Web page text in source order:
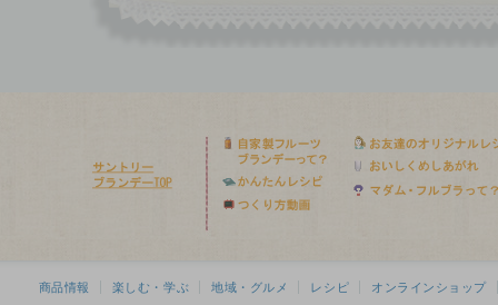
商品情報 楽しむ・学ぶ 地域・グルメ レシピ オンラインショップ